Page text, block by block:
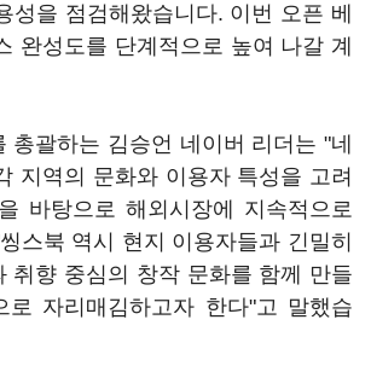
성을 점검해왔습니다. 이번 오픈 베
완성도를 단계적으로 높여 나갈 계
총괄하는 김승언 네이버 리더는 "네
지역의 문화와 이용자 특성을 고려
바탕으로 해외시장에 지속적으로
스북 역시 현지 이용자들과 긴밀히
취향 중심의 창작 문화를 함께 만들
로 자리매김하고자 한다"고 말했습